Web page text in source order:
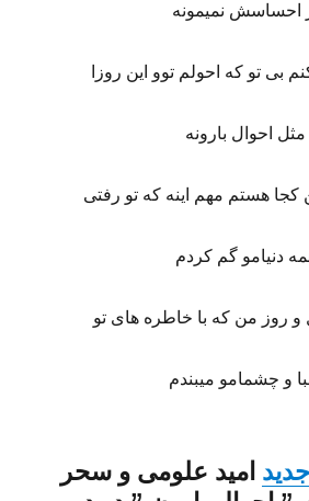
احساسش نمیمونه
بی تو که احولم توو این روزا
مثل احوال بارونه
هستم مهم اینه که تو رفتی
دنیامو گم کردم
و روز من که با خاطره های تو
و چشمامو میبندم
امید علومی و سحر